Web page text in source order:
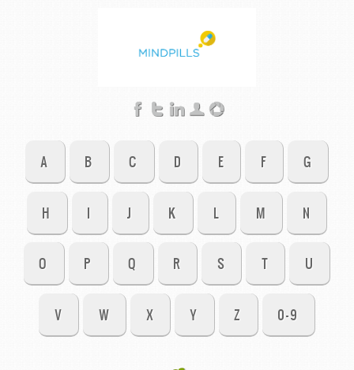
A B C D E F G
H I J K L M N
O P Q R S T U
V W X Y Z 0-9